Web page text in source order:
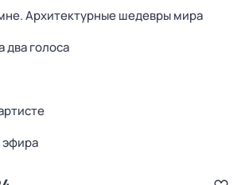
Архитектурные шедевры мира
два голоса